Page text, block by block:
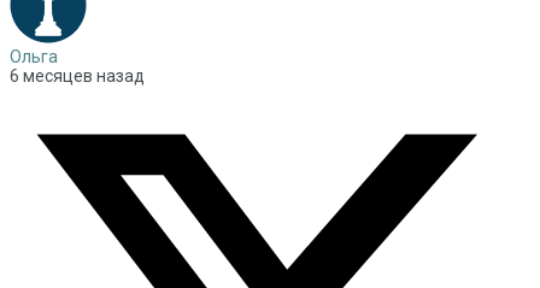
Ольга
6 месяцев назад